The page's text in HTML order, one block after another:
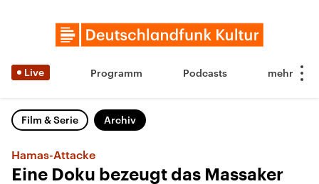
Live Programm Podcasts
Film & Serie Archiv
Hamas-Attacke
Eine Doku bezeugt das Massaker